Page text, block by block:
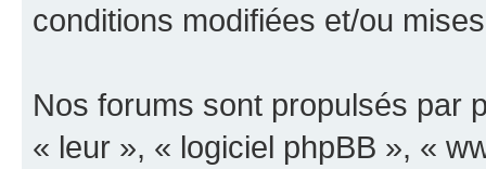
conditions modifiées et/ou
Nos forums sont propulsés par
« leur », « logiciel phpBB », «